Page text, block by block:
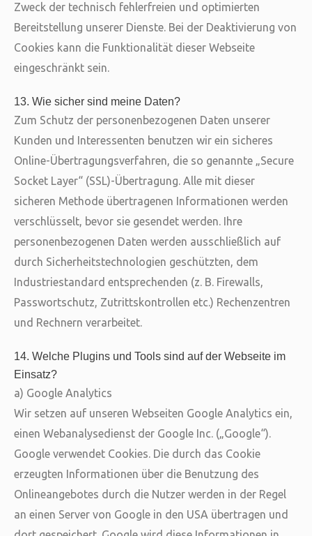
Zweck der technisch fehlerfreien und optimierten
Bereitstellung unserer Dienste. Bei der Deaktivierung von
Cookies kann die Funktionalität dieser Webseite
eingeschränkt sein.
13. Wie sicher sind meine Daten?
Zum Schutz der personenbezogenen Daten unserer
Kunden und Interessenten benutzen wir ein sicheres
Online-Übertragungsverfahren, die so genannte „Secure
Socket Layer“ (SSL)-Übertragung. Alle mit dieser
sicheren Methode übertragenen Informationen werden
verschlüsselt, bevor sie gesendet werden. Ihre
personenbezogenen Daten werden ausschließlich auf
durch Sicherheitstechnologien geschützten, dem
Industriestandard entsprechenden (z. B. Firewalls,
Passwortschutz, Zutrittskontrollen etc.) Rechenzentren
und Rechnern verarbeitet.
14. Welche Plugins und Tools sind auf der Webseite im
Einsatz?
a) Google Analytics
Wir setzen auf unseren Webseiten Google Analytics ein,
einen Webanalysedienst der Google Inc. („Google“).
Google verwendet Cookies. Die durch das Cookie
erzeugten Informationen über die Benutzung des
Onlineangebotes durch die Nutzer werden in der Regel
an einen Server von Google in den USA übertragen und